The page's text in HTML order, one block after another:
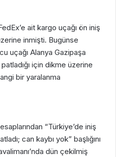
ait kargo uçağı ön iniş
inmişti. Bugünse
uçağı Alanya Gazipaşa
için dikme üzerine
bir yaralanma
“Türkiye’de iniş
can kaybı yok” başlığını
dün çekilmiş